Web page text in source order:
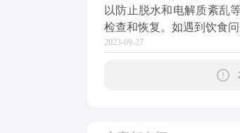
以防止脱水和电解质紊乱
检查和恢复。如遇到饮食
2023-09-27